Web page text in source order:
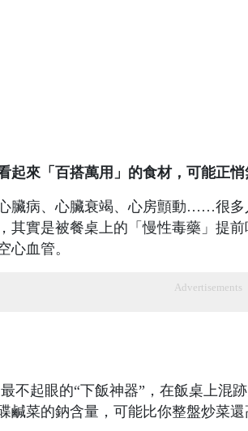
起來「百搭萬用」的食材，可能正
臟病、心臟衰竭、心房顫動……很多
其實是被餐桌上的「慢性毒藥」提
心血管。
Advertisements
不起眼的“下飯神器”，在飯桌上混
鹹菜的鈉含量，可能比你整盤炒菜